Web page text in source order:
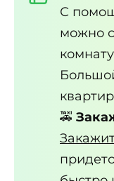
С
можно
🚕